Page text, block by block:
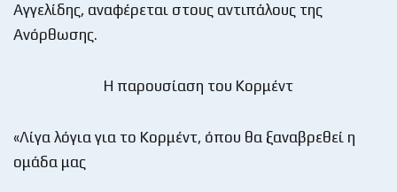
Αγγελίδης, αναφέρεται στους αντιπάλους της
Ανόρθωσης.
Η παρουσίαση του Κορμέντ
«Λίγα λόγια για το Κορμέντ, όπου θα ξαναβρεθεί η
ομάδα μας